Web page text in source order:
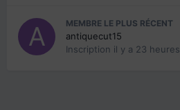
MEMBRE LE PLUS RÉCENT
antiquecut15
Inscription il y a 23 heures